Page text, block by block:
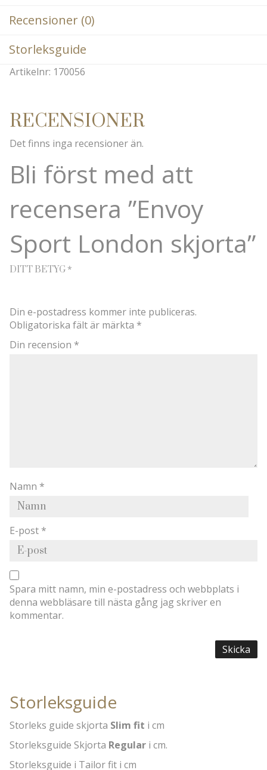
Recensioner (0)
Storleksguide
Artikelnr: 170056
RECENSIONER
Det finns inga recensioner än.
Bli först med att
recensera ”Envoy
Sport London skjorta”
Din e-postadress kommer inte publiceras.
Obligatoriska fält är märkta *
DITT BETYG*
Din recension *
Namn *
E-post *
Spara mitt namn, min e-postadress och webbplats i
denna webbläsare till nästa gång jag skriver en
kommentar.
Storleksguide
Storleks guide skjorta Slim fit i cm
Storleksguide Skjorta Regular i cm.
Storleksguide i Tailor fit i cm